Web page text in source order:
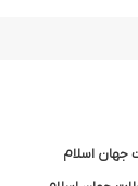
جهان اسلام